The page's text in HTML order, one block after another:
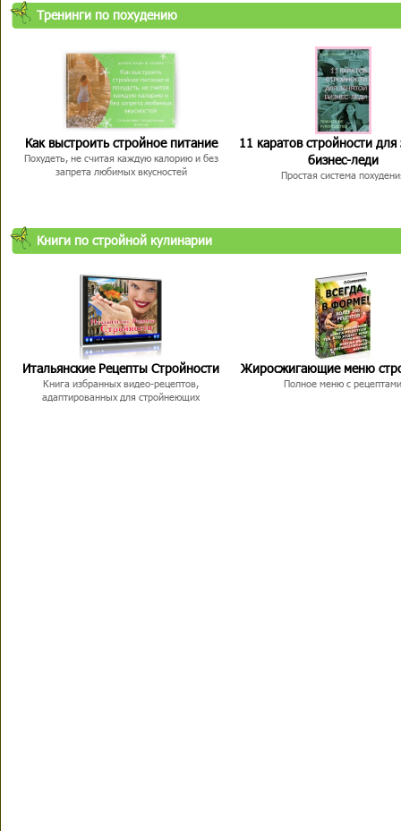
Тренинги по похудению
Как выстроить стройное питание
Похудеть, не считая каждую калорию и без
запрета любимых вкусностей
11 каратов стройности для
бизнес-леди
Простая система
Книги по стройной кулинарии
Итальянские Рецепты Стройности
Книга избранных видео-рецептов,
адаптированных для стройнеющих
Жиросжигающие меню
Полное меню с рецептами